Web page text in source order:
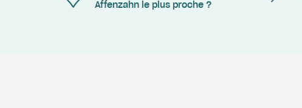
Affenzahn le plus proche ?